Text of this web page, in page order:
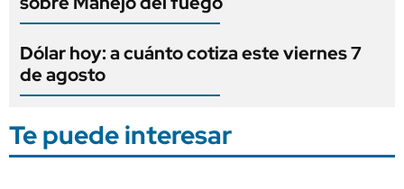
Dólar hoy: a cuánto cotiza este viernes 7
de agosto
Te puede interesar